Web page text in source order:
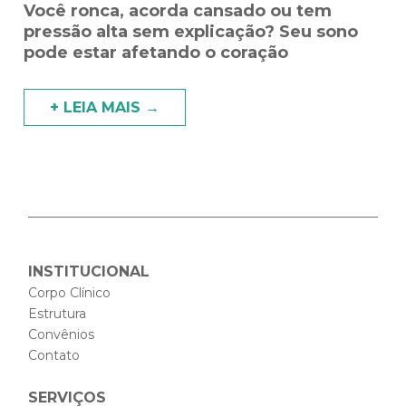
Você ronca, acorda cansado ou tem
pressão alta sem explicação? Seu sono
pode estar afetando o coração
+ LEIA MAIS →
INSTITUCIONAL
Corpo Clínico
Estrutura
Convênios
Contato
SERVIÇOS